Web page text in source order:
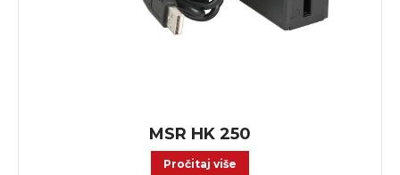
MSR HK 250
Pročitaj više